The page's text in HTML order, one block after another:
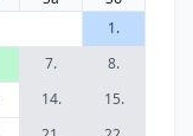
1.
7.
8.
14.
15.